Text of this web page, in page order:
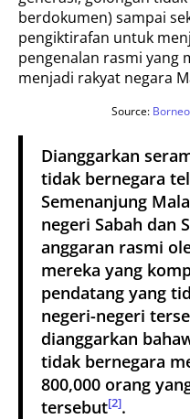
berdokumen) sampai
pengiktirafan untuk
pengenalan rasmi yang
menjadi rakyat negara
Source:
Dianggarkan
tidak bernegara
Semenanjung
negeri Sabah dan
anggaran rasmi
mereka yang
pendatang yang
negeri-negeri
dianggarkan
tidak bernegara
800,000 orang
tersebut[2].